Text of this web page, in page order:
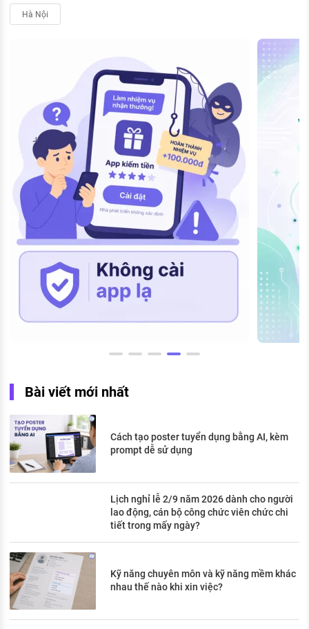
Hà Nội
Bài viết mới nhất
Cách tạo poster tuyển dụng bằng AI, kèm
prompt dễ sử dụng
Lịch nghỉ lễ 2/9 năm 2026 dành cho người
lao động, cán bộ công chức viên chức chi
tiết trong mấy ngày?
Kỹ năng chuyên môn và kỹ năng mềm khác
nhau thế nào khi xin việc?